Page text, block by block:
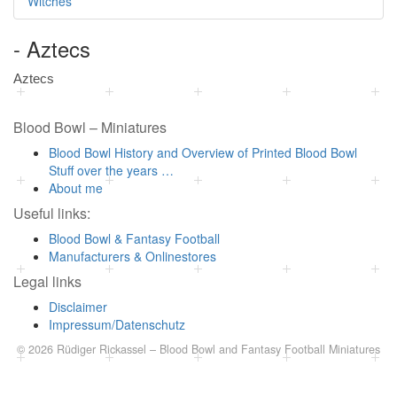
- Aztecs
Aztecs
Blood Bowl – Miniatures
Blood Bowl History and Overview of Printed Blood Bowl
Stuff over the years …
About me
Useful links:
Blood Bowl & Fantasy Football
Manufacturers & Onlinestores
Legal links
Disclaimer
Impressum/Datenschutz
© 2026 Rüdiger Rickassel – Blood Bowl and Fantasy Football Miniatures